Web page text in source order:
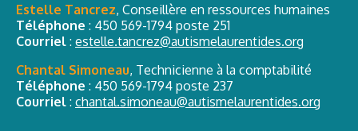
Estelle Tancrez, Conseillère en ressources humaines
Téléphone : 450 569-1794 poste 251
Courriel : estelle.tancrez@autismelaurentides.org
Chantal Simoneau, Technicienne à la comptabilité
Téléphone : 450 569-1794 poste 237
Courriel : chantal.simoneau@autismelaurentides.org